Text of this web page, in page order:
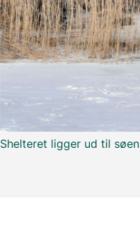
Shelteret ligger ud til søen